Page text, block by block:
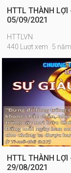
HTTL THÀNH
05/09/2021
HTTLVN
440 Lượt xem
5
HTTL THÀNH
29/08/2021